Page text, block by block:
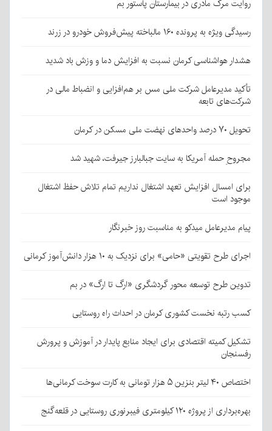
روایت مرگ مادری در بیمارستان پاستور بم
رسیدگی ویژه به پرونده ۱۶۰ مالباخته پیش‌فروش خودرو در زرند
هشدار هواشناسی کرمان نسبت به افزایش دما و وزش باد شدید
تأکید مدیرعامل شرکت ملی مس بر هم‌افزایی و انضباط مالی در
شرکت‌های تابعه
تحویل ۷۰ درصد واحدهای نهضت ملی مسکن در کرمان
مجروحِ حمله آمریکا به سایت جبالبارز جیرفت، شهید شد
برای امسال افزایش تعهد اشتغال نداریم تمام تلاش حفظ اشتغال
موجود است
پیام مدیرعامل میدکو به مناسبت روز خبرنگار
اجرای طرح تقویتی «حامی» برای نزدیک به ۱۰ هزار دانش‌آموز کرمانی
تدوین طرح توسعه محور گردشگری «ارگ تا ارگ» در بم
کسب رتبه نخست کشوری کرمان در احداث راه روستایی
تشکیل کمیته اقتصادی برای ایجاد منابع پایدار در آموزش و پرورش
رفسنجان
اختصاص ۴۰ لیتر بنزین ۵ هزار تومانی به کارت سوخت کرمانی‌ها
بهره‌برداری از پروژه ۱۲۰ کیلومتری فیبرنوری روستایی در قلعه‌گنج